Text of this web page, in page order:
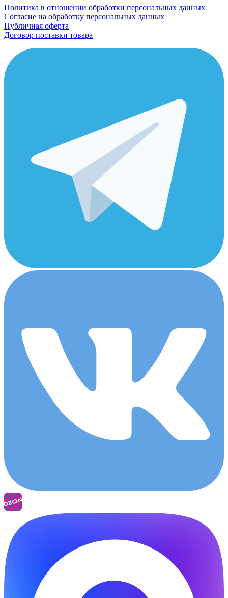
Политика в отношении обработки персональных данных
Согласие на обработку персональных данных
Публичная оферта
Договор поставки товара